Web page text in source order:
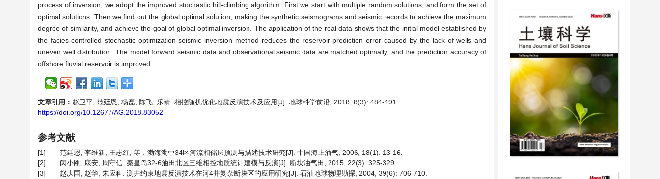
process of inversion, we adopt the improved stochastic hill-climbing algorithm. First we start with multiple random solutions, and form the set of
optimal solutions. Then we find out the global optimal solution, making the synthetic seismograms and seismic records to achieve the maximum
degree of similarity, and achieve the goal of global optimal inversion. The application of the real data shows that the initial model established by
the facies-controlled stochastic optimization seismic inversion method reduces the reservoir prediction error caused by the lack of wells and
uneven well distribution. The model forward seismic data and observational seismic data are matched optimally, and the prediction accuracy of
offshore fluvial reservoir is improved.
文章引用： 赵卫平, 范廷恩, 杨磊, 陈飞, 乐靖. 相控随机优化地震反演技术及应用[J]. 地球科学前沿, 2018, 8(3): 484-491.
https://doi.org/10.12677/AG.2018.83052
参考文献
[1]
范廷恩, 李维新, 王志红, 等．渤海渤中34区河流相储层预测与描述技术研究[J]. 中国海上油气, 2006, 18(1): 13-16.
[2]
闵小刚, 康安, 周守信. 秦皇岛32-6油田北区三维相控地质统计建模与反演[J]. 断块油气田, 2015, 22(3): 325-329.
[3]
赵庆国, 赵华, 朱应科. 测井约束地震反演技术在河4井复杂断块区的应用研究[J]. 石油地球物理勘探, 2004, 39(6): 706-710.